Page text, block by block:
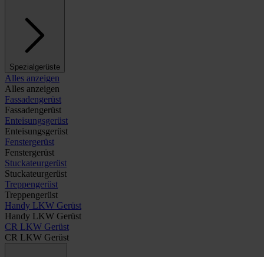
Spezialgerüste
Alles anzeigen
Alles anzeigen
Fassadengerüst
Fassadengerüst
Enteisungsgerüst
Enteisungsgerüst
Fenstergerüst
Fenstergerüst
Stuckateurgerüst
Stuckateurgerüst
Treppengerüst
Treppengerüst
Handy LKW Gerüst
Handy LKW Gerüst
CR LKW Gerüst
CR LKW Gerüst